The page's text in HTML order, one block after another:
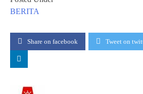
BERITA
Share on facebook Tweet on